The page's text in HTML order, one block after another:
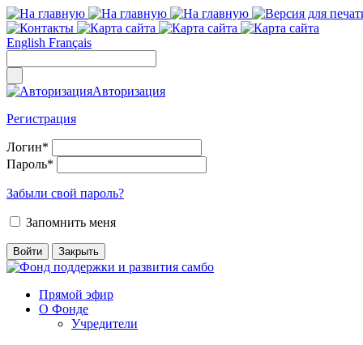
English Français
Авторизация
Регистрация
Логин*
Пароль*
Забыли свой пароль?
Запомнить меня
Прямой эфир
О Фонде
Учредители